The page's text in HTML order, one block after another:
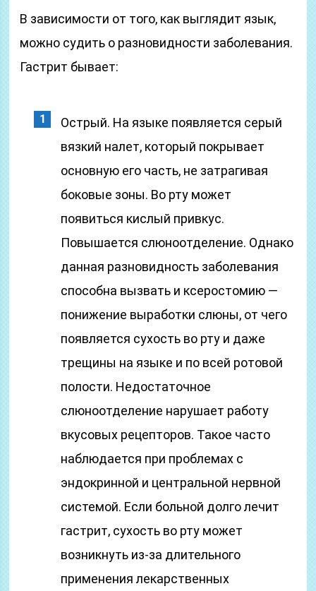
В зависимости от того, как выглядит язык,
можно судить о разновидности заболевания.
Гастрит бывает:
Острый. На языке появляется серый
вязкий налет, который покрывает
основную его часть, не затрагивая
боковые зоны. Во рту может
появиться кислый привкус.
Повышается слюноотделение. Однако
данная разновидность заболевания
способна вызвать и ксеростомию —
понижение выработки слюны, от чего
появляется сухость во рту и даже
трещины на языке и по всей ротовой
полости. Недостаточное
слюноотделение нарушает работу
вкусовых рецепторов. Такое часто
наблюдается при проблемах с
эндокринной и центральной нервной
системой. Если больной долго лечит
гастрит, сухость во рту может
возникнуть из-за длительного
применения лекарственных